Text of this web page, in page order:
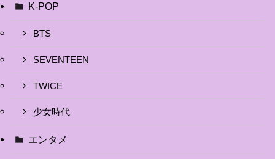
K-POP
BTS
SEVENTEEN
TWICE
少女時代
エンタメ